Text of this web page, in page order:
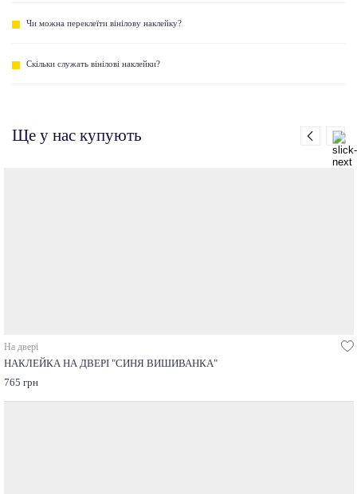
Чи можна переклеїти вінілову наклейку?
Скільки служать вінілові наклейки?
Ще у нас купують
На двері
НАКЛЕЙКА НА ДВЕРІ "СИНЯ ВИШИВАНКА"
765 грн